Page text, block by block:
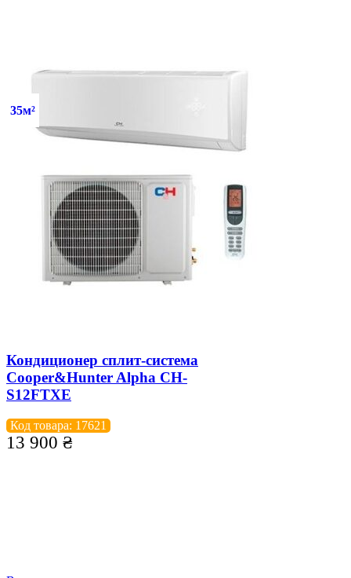
35м²
Кондиционер сплит-система
Cooper&Hunter Alpha CH-
S12FTXE
Код товара: 17621
13 900 ₴